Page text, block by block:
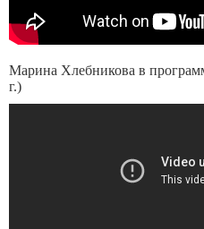
Марина Хлебникова в
г.)